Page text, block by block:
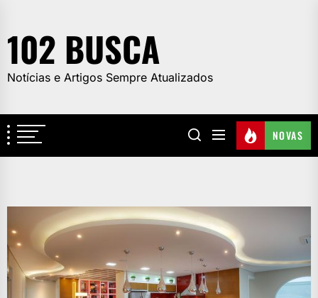
the
content
102 BUSCA
Notícias e Artigos Sempre Atualizados
NOVAS